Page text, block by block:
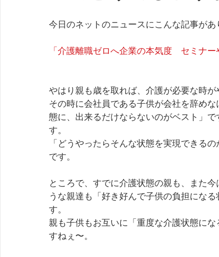
今日のネットのニュースにこんな記事が
「介護離職ゼロへ企業の本気度　セミナ
やはり親も歳を取れば、介護が必要な時
その時に会社員である子供が会社を辞め
態に、出来るだけならないのがベスト」
す。
「どうやったらそんな状態を実現できる
です。
ところで、すでに介護状態の親も、また
うな親達も「好き好んで子供の負担にな
す。
親も子供もお互いに「重度な介護状態に
すねぇ〜。